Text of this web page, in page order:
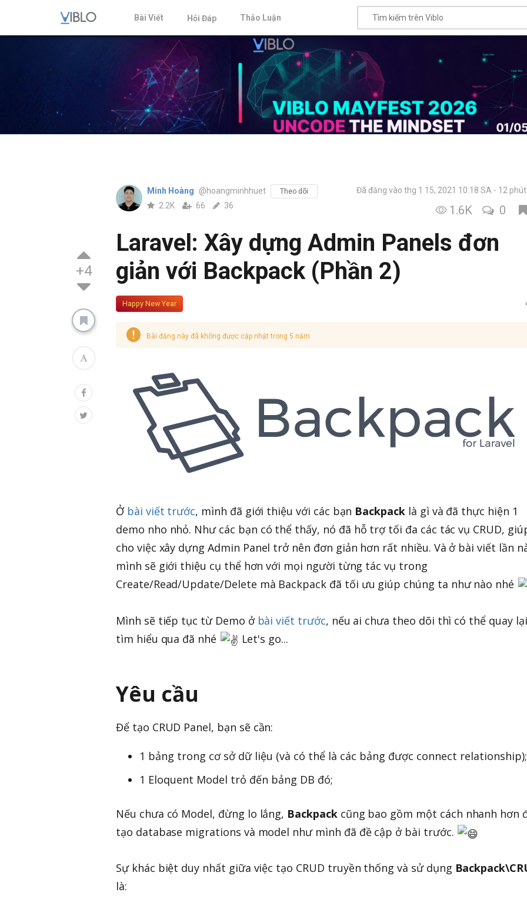
Bài Viết Hỏi Đáp Thảo Luận
+4
Minh Hoàng @hoangminhhuet Theo dõi
2.2K 66 36
Đã đăng vào thg 1 15, 2021 10:18 SA 12
1.6K 0
Laravel: Xây dựng Admin Panels đơn
giản với Backpack (Phần 2)
Happy New Year
Bài đăng này đã không được cập nhật trong 5 năm
Ở bài viết trước, mình đã giới thiệu với các bạn Backpacklà gì và đã thực hiện 1
demo nho nhỏ. Như các bạn có thể thấy, nó đã hỗ trợ tối đa các tác vụ CRUD,
cho việc xây dựng Admin Panel trở nên đơn giản hơn rất nhiều. Và ở bài viết lần
mình sẽ giới thiệu cụ thể hơn với mọi người từng tác vụ trong
Create/Read/Update/Delete mà Backpack đã tối ưu giúp chúng ta như nào nhé
Mình sẽ tiếp tục từ Demo ở bài viết trước, nếu ai chưa theo dõi thì có thể quay lại
tìm hiểu qua đã nhé
Let's go...
Yêu cầu
Để tạo CRUD Panel, bạn sẽ cần:
1 bảng trong cơ sở dữ liệu (và có thể là các bảng được connect relationship);
1 Eloquent Model trỏ đến bảng DB đó;
Nếu chưa có Model, đừng lo lắng, Backpackcũng bao gồm một cách nhanh hơn
tạo database migrations và model như mình đã đề cập ở bài trước.
Sự khác biệt duy nhất giữa việc tạo CRUD truyền thống và sử dụng
là: